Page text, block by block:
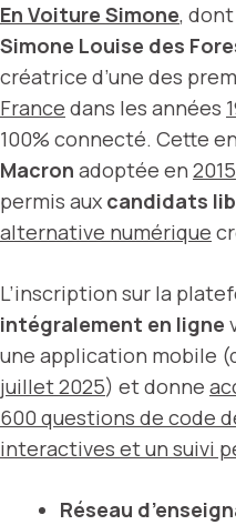
En Voiture Simone,
Simone Louise des
créatrice d’une des
France dans les années
100% connecté. Cette
Macron adoptée en 2015
permis aux candidats
alternative numérique
L’inscription sur la
intégralement en ligne
une application mobile
juillet 2025) et donne
600 questions de code
interactives et un suivi
Réseau